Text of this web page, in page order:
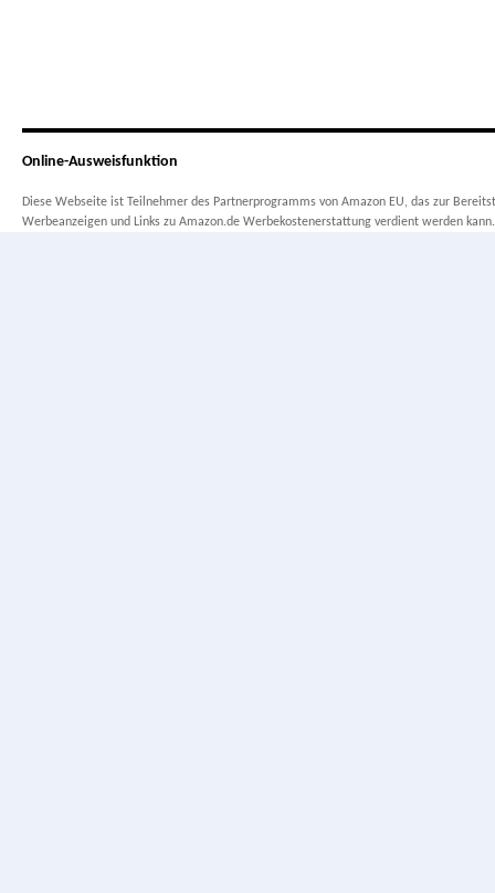
Online-Ausweisfunktion
Diese Webseite ist Teilnehmer des Partnerprogramms von Amazon EU, das zur
Werbeanzeigen und Links zu Amazon.de Werbekostenerstattung verdient werden kann.